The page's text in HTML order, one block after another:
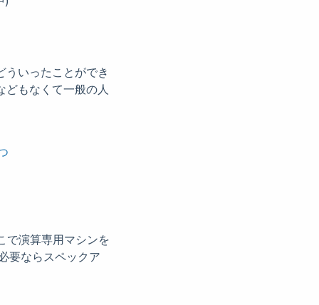
ういったことができ
もなくて一般の人
で演算専用マシンを
要ならスペックア